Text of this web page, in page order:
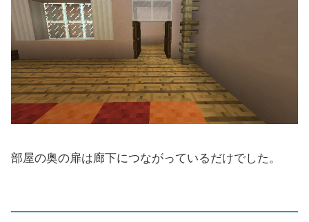
部屋の奥の扉は廊下につながっているだけでした。